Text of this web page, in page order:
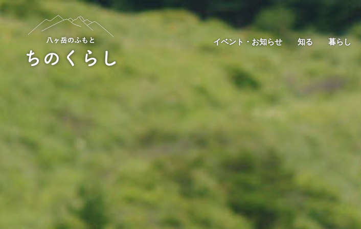
Skip
content
イベント・お知らせ 知る 暮らし